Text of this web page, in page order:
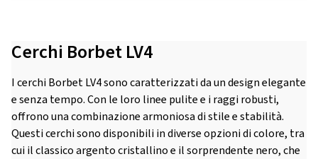
Cerchi Borbet LV4
I cerchi Borbet LV4 sono caratterizzati da un design elegante
e senza tempo. Con le loro linee pulite e i raggi robusti,
offrono una combinazione armoniosa di stile e stabilità.
Questi cerchi sono disponibili in diverse opzioni di colore, tra
cui il classico argento cristallino e il sorprendente nero, che